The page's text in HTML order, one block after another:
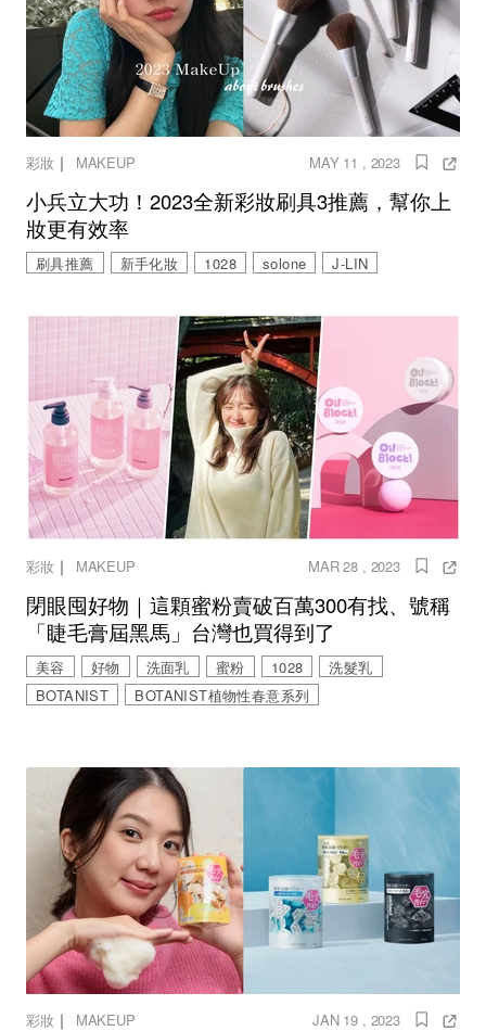
彩妝｜ MAKEUP MAY 11 , 2023
小兵立大功！2023全新彩妝刷具3推薦，幫你上
妝更有效率
刷具推薦 新手化妝 1028 solone J-LIN
彩妝｜ MAKEUP MAR 28 , 2023
閉眼囤好物｜這顆蜜粉賣破百萬300有找、號稱
「睫毛膏屆黑馬」台灣也買得到了
美容 好物 洗面乳 蜜粉 1028
洗髮乳
BOTANIST
BOTANIST植物性春意系列
彩妝｜ MAKEUP JAN 19 , 2023